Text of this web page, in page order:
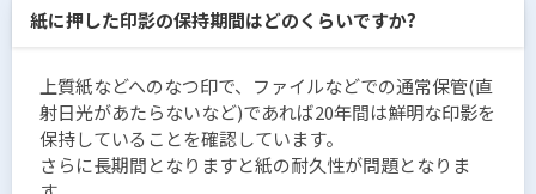
紙に押した印影の保持期間はどのくらいですか?
上質紙などへのなつ印で、ファイルなどでの通常保管(直
射日光があたらないなど)であれば20年間は鮮明な印影を
保持していることを確認しています。
さらに長期間となりますと紙の耐久性が問題となりま